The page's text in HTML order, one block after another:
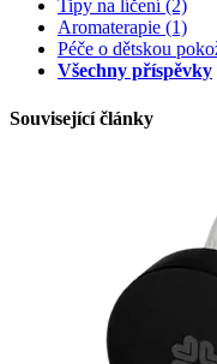
Tipy na líčení (2)
Aromaterapie (1)
Péče o dětskou
Všechny příspěvky
Související články